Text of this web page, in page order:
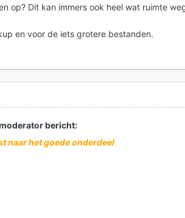
op? Dit kan immers ook heel wat ruimte
en voor de iets grotere bestanden.
bericht:
naar het goede onderdeel